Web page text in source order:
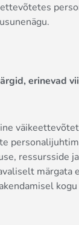
erinevad
ressursside
märgata